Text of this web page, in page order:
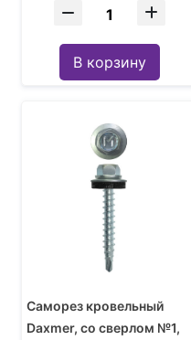
В корзину
Саморез кровельный
Daxmer, со сверлом №1,